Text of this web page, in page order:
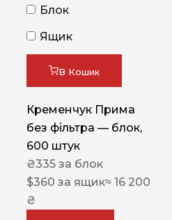
Блок
Ящик
В Кошик
Кременчук Прима
без фільтра — блок,
600 штук
₴335 за блок
$360 за ящик≈ 16 200
₴